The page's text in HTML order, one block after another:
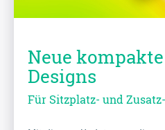
Neue
Designs
Für Sitzplatz- und